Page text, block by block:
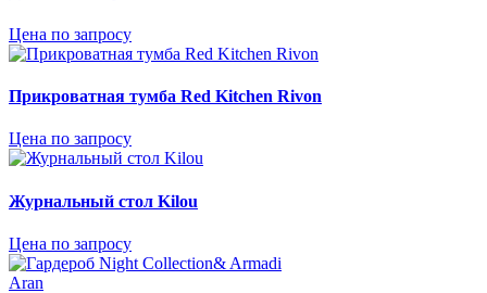
Цена по запросу
Прикроватная тумба Red Kitchen Rivon
Цена по запросу
Журнальный стол Kilou
Цена по запросу
Aran